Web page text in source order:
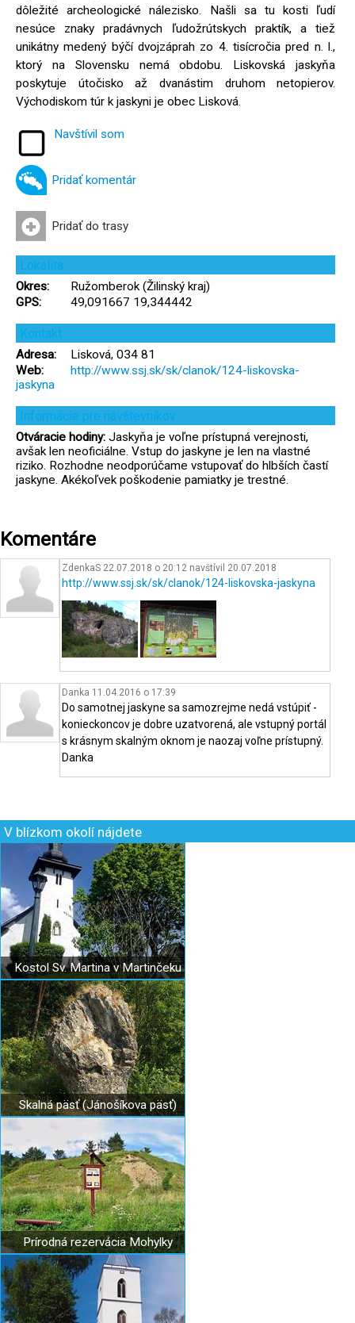
dôležité archeologické nálezisko. Našli sa tu kosti ľudí
nesúce znaky pradávnych ľudožrútskych praktík, a tiež
unikátny medený býčí dvojzáprah zo 4. tisícročia pred n. l.,
ktorý na Slovensku nemá obdobu. Liskovská jaskyňa
poskytuje útočisko až dvanástim druhom netopierov.
Východiskom túr k jaskyni je obec Lisková.
Navštívil som
Pridať komentár
Pridať do trasy
Lokalita
Okres:
Ružomberok (Žilinský kraj)
GPS:
49,091667 19,344442
Kontakt
Adresa:
Lisková, 034 81
Web:
http://www.ssj.sk/sk/clanok/124-liskovska-
jaskyna
Informácie pre návštevníkov
Otváracie hodiny: Jaskyňa je voľne prístupná verejnosti,
avšak len neoficiálne. Vstup do jaskyne je len na vlastné
riziko. Rozhodne neodporúčame vstupovať do hlbších častí
jaskyne. Akékoľvek poškodenie pamiatky je trestné.
Komentáre
ZdenkaS 22.07.2018 o 20:12 navštívil 20.07.2018
http://www.ssj.sk/sk/clanok/124-liskovska-jaskyna
Danka 11.04.2016 o 17:39
Do samotnej jaskyne sa samozrejme nedá vstúpiť -
konieckoncov je dobre uzatvorená, ale vstupný portál
s krásnym skalným oknom je naozaj voľne prístupný.
Danka
V blízkom okolí nájdete
Kostol Sv. Martina v Martinčeku
Skalná päsť (Jánošíkova päsť)
Prírodná rezervácia Mohylky